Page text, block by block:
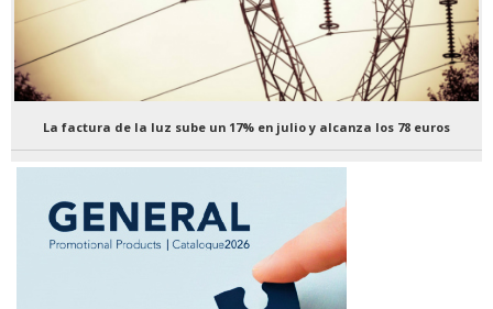
La factura de la luz sube un 17% en julio y alcanza los 78 euros